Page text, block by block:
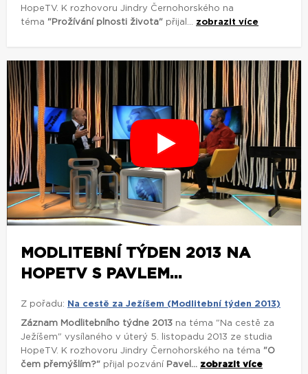
HopeTV. K rozhovoru Jindry Černohorského na
téma "Prožívání plnosti života" přijal... zobrazit více
MODLITEBNÍ TÝDEN 2013 NA
HOPETV S PAVLEM...
Z pořadu: Na cestě za Ježíšem (Modlitební týden 2013)
Záznam Modlitebního týdne 2013 na téma "Na cestě za
Ježíšem" vysílaného v úterý 5. listopadu 2013 ze studia
HopeTV. K rozhovoru Jindry Černohorského na téma "O
čem přemýšlím?" přijal pozvání Pavel... zobrazit více